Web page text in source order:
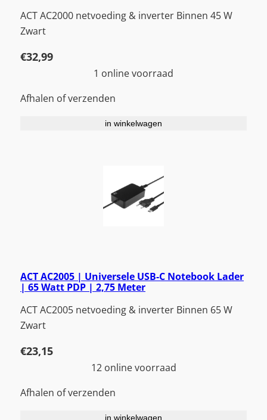
ACT AC2000 netvoeding & inverter Binnen 45 W
Zwart
€32,99
1 online voorraad
Afhalen of verzenden
in winkelwagen
ACT AC2005 | Universele USB-C Notebook Lader
| 65 Watt PDP | 2,75 Meter
ACT AC2005 netvoeding & inverter Binnen 65 W
Zwart
€23,15
12 online voorraad
Afhalen of verzenden
in winkelwagen